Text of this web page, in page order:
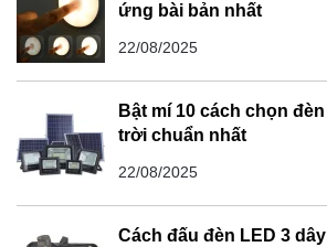
ứng bài bản nhất
22/08/2025
Bật mí 10 cách chọn
trời chuẩn nhất
22/08/2025
Cách đấu đèn LED 3